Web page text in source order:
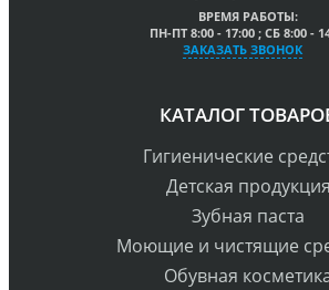
ВРЕМЯ РАБОТЫ:
ПН-ПТ 8:00 - 17:00 ; СБ 8:00 -
ЗАКАЗАТЬ ЗВОНОК
КАТАЛОГ
Гигиенические
Детская продукция
Зубная паста
Моющие и чистящие
Обувная